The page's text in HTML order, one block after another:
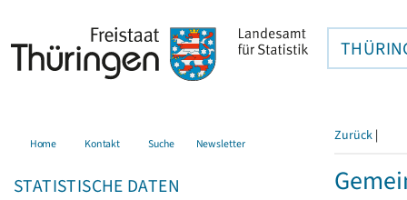
Home Kontakt Suche Newsletter
STATISTISCHE DATEN
Zurück |